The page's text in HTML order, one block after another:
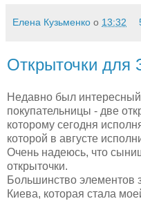
Елена Кузьменко о 13:32
Открыточки для
Недавно был интересный
покупательницы - две
которому сегодня
которой в августе
Очень надеюсь, что
открыточки.
Большинство элементов
Киева, которая стала